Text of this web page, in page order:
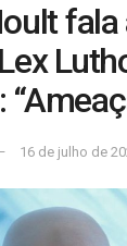
fala
16 de julho de